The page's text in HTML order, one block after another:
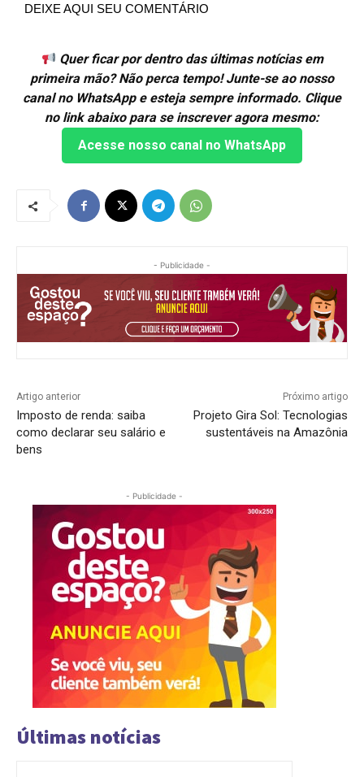
DEIXE AQUI SEU COMENTÁRIO
Quer ficar por dentro das últimas notícias em
primeira mão? Não perca tempo! Junte-se ao nosso
canal no WhatsApp e esteja sempre informado. Clique
no link abaixo para se inscrever agora mesmo:
Acesse nosso canal no WhatsApp
- Publicidade -
Artigo anterior
Imposto de renda: saiba
como declarar seu salário e
bens
Próximo artigo
Projeto Gira Sol: Tecnologias
sustentáveis na Amazônia
- Publicidade -
Últimas notícias